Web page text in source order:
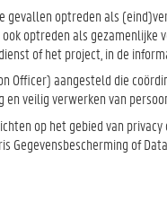
gevallen optreden als
optreden als
of het project, in de
Officer) aangesteld die
veilig verwerken van
op het gebied van
of